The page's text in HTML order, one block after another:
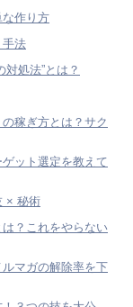
な作り方
手法
処法”とは？
稼ぎ方とは？サク
ット選定を教えて
× 秘術
は？これをやらない
マガの解除率を下